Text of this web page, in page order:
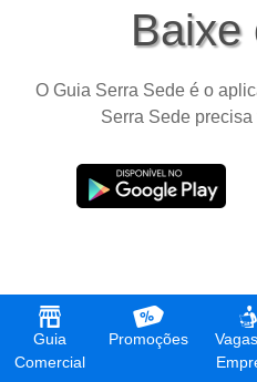
Guia
Comercial
Promoções
Baixe
O Guia Serra Sede é o
Serra Sede